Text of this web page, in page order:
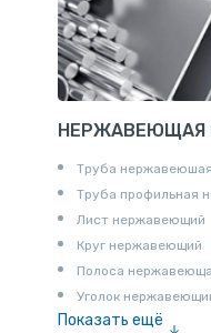
НЕРЖАВЕЮЩАЯ
Труба нержавеюшая
Труба профильная
Лист нержавеющий
Круг нержавеющий
Полоса
Уголок
Показать ещё